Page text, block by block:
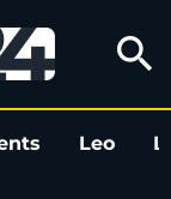
search
Leo